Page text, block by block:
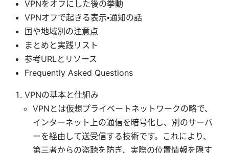
VPNをオフにした後の挙動
VPNオフで起きる表示・通知の話
国や地域別の注意点
まとめと実践リスト
参考URLとリソース
Frequently Asked Questions
VPNの基本と仕組み
VPNとは仮想プライベートネットワークの略で、
インターネット上の通信を暗号化し、別のサーバ
ーを経由して送受信する技術です。これにより、
第三者からの盗聴を防ぎ、実際の位置情報を隠す